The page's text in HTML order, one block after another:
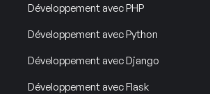
Développement avec PHP
Développement avec Python
Développement avec Django
Développement avec Flask